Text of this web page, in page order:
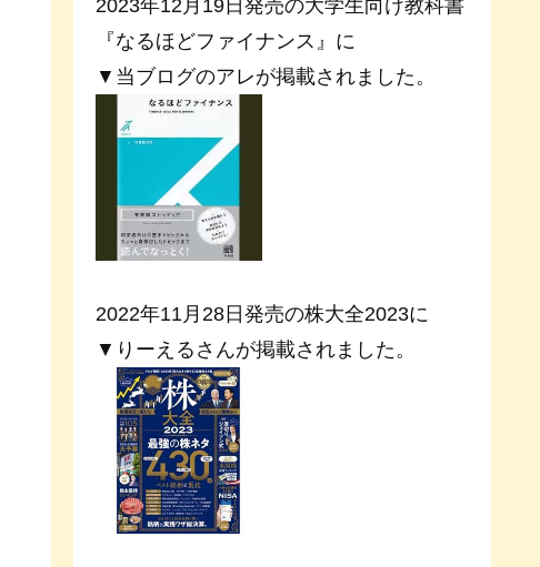
2023年12月19日発売の大学生向け教科書
『なるほどファイナンス』に
▼当ブログのアレが掲載されました。
2022年11月28日発売の株大全2023に
▼りーえるさんが掲載されました。